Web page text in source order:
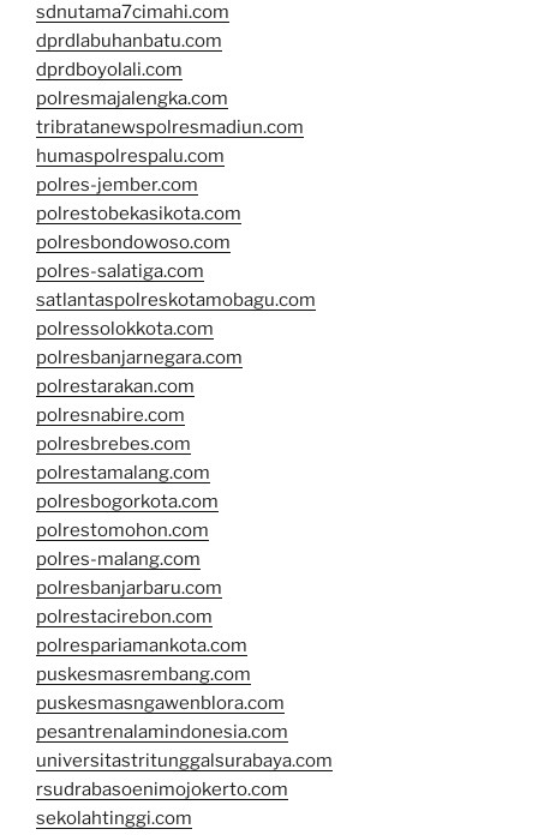
sdnutama7cimahi.com
dprdlabuhanbatu.com
dprdboyolali.com
polresmajalengka.com
tribratanewspolresmadiun.com
humaspolrespalu.com
polres-jember.com
polrestobekasikota.com
polresbondowoso.com
polres-salatiga.com
satlantaspolreskotamobagu.com
polressolokkota.com
polresbanjarnegara.com
polrestarakan.com
polresnabire.com
polresbrebes.com
polrestamalang.com
polresbogorkota.com
polrestomohon.com
polres-malang.com
polresbanjarbaru.com
polrestacirebon.com
polrespariamankota.com
puskesmasrembang.com
puskesmasngawenblora.com
pesantrenalamindonesia.com
universitastritunggalsurabaya.com
rsudrabasoenimojokerto.com
sekolahtinggi.com